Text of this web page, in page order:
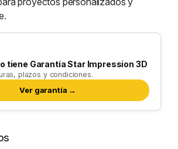
tiene Garantía Star Impression 3D
plazos y condiciones.
Ver garantía →